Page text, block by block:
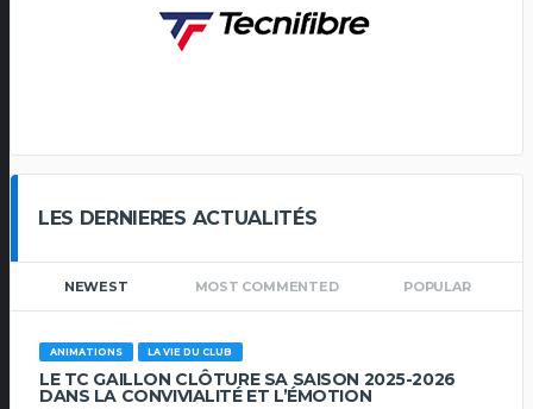
LES DERNIERES ACTUALITÉS
NEWEST MOST COMMENTED POPULAR
ANIMATIONS LA VIE DU CLUB
LE TC GAILLON CLÔTURE SA SAISON 2025-2026
DANS LA CONVIVIALITÉ ET L’ÉMOTION